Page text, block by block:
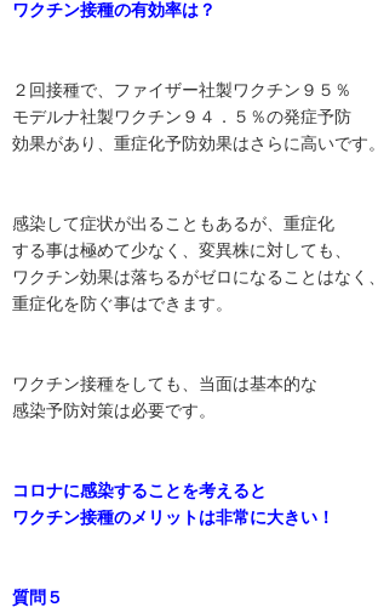
ワクチン接種の有効率は？
２回接種で、ファイザー社製ワクチン９５％
モデルナ社製ワクチン９４．５％の発症予防
効果があり、重症化予防効果はさらに高いです。
感染して症状が出ることもあるが、重症化
する事は極めて少なく、変異株に対しても、
ワクチン効果は落ちるがゼロになることはなく、
重症化を防ぐ事はできます。
ワクチン接種をしても、当面は基本的な
感染予防対策は必要です。
コロナに感染することを考えると
ワクチン接種のメリットは非常に大きい！
質問５